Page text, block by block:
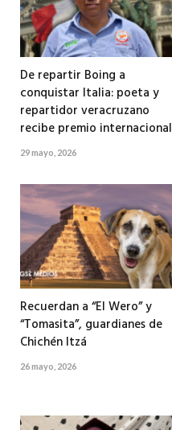
De repartir Boing a
conquistar Italia: poeta y
repartidor veracruzano
recibe premio internacional
29 mayo, 2026
Recuerdan a “El Wero” y
“Tomasita”, guardianes de
Chichén Itzá
26 mayo, 2026